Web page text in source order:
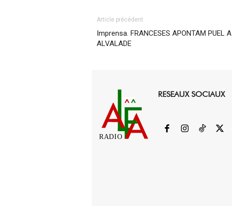
Article précédent
Imprensa. FRANCESES APONTAM PUEL A
ALVALADE
RADIO
RESEAUX SOCIAUX